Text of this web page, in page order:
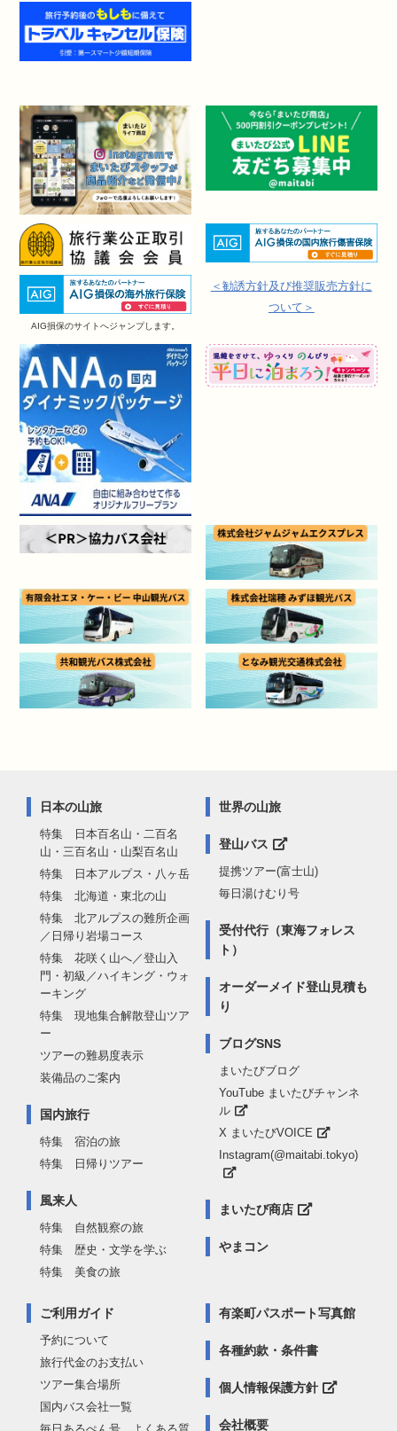
AIG損保のサイトへジャンプします。
＜勧誘方針及び推奨販売方針に
ついて＞
日本の山旅
特集 日本百名山・二百名
山・三百名山・山梨百名山
特集 日本アルプス・八ヶ岳
特集 北海道・東北の山
特集 北アルプスの難所企画
／日帰り岩場コース
特集 花咲く山へ／登山入
門・初級／ハイキング・ウォ
ーキング
特集 現地集合解散登山ツア
ー
ツアーの難易度表示
装備品のご案内
国内旅行
特集 宿泊の旅
特集 日帰りツアー
風来人
特集 自然観察の旅
特集 歴史・文学を学ぶ
特集 美食の旅
世界の山旅
登山バス
提携ツアー(富士山)
毎日湯けむり号
受付代行（東海フォレス
ト）
オーダーメイド登山見積も
り
ブログSNS
まいたびブログ
YouTube まいたびチャンネ
ル
X まいたびVOICE
Instagram(@maitabi.tokyo)
まいたび商店
やまコン
ご利用ガイド
予約について
旅行代金のお支払い
ツアー集合場所
国内バス会社一覧
有楽町パスポート写真館
各種約款・条件書
個人情報保護方針
会社概要